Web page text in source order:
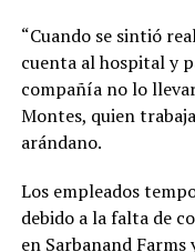
“Cuando se sintió
cuenta al hospital y
compañía no lo
Montes, quien
arándano.
Los empleados
debido a la falta de
en Sarbanand